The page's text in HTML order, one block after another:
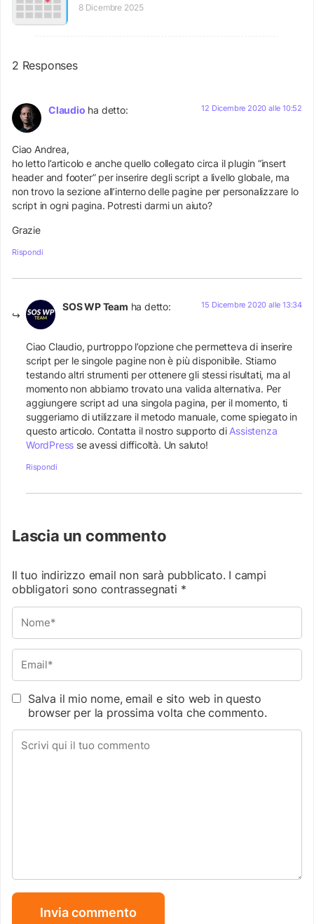
8 Dicembre 2025
2 Responses
Claudio ha detto: 12 Dicembre 2020 alle 10:52
Ciao Andrea,
ho letto l’articolo e anche quello collegato circa il plugin “insert
header and footer” per inserire degli script a livello globale, ma
non trovo la sezione all’interno delle pagine per personalizzare lo
script in ogni pagina. Potresti darmi un aiuto?
Grazie
Rispondi
SOS WP Team ha detto: 15 Dicembre 2020 alle 13:34
Ciao Claudio, purtroppo l’opzione che permetteva di inserire
script per le singole pagine non è più disponibile. Stiamo
testando altri strumenti per ottenere gli stessi risultati, ma al
momento non abbiamo trovato una valida alternativa. Per
aggiungere script ad una singola pagina, per il momento, ti
suggeriamo di utilizzare il metodo manuale, come spiegato in
questo articolo. Contatta il nostro supporto di Assistenza
WordPress se avessi difficoltà. Un saluto!
Rispondi
Lascia un commento
Il tuo indirizzo email non sarà pubblicato. I campi
obbligatori sono contrassegnati *
Salva il mio nome, email e sito web in questo
browser per la prossima volta che commento.